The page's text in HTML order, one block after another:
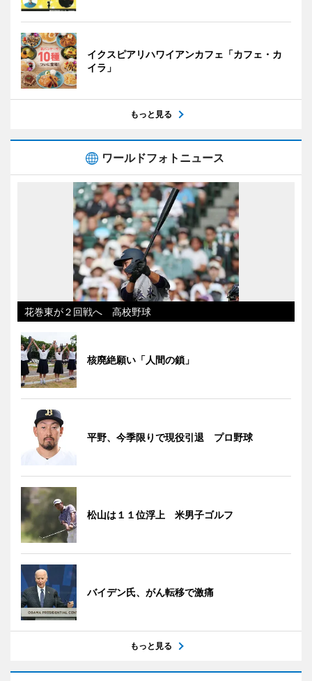
イクスピアリハワイアンカフェ「カフェ・カ
イラ」
もっと見る
ワールドフォトニュース
花巻東が２回戦へ 高校野球
核廃絶願い「人間の鎖」
平野、今季限りで現役引退 プロ野球
松山は１１位浮上 米男子ゴルフ
バイデン氏、がん転移で激痛
もっと見る